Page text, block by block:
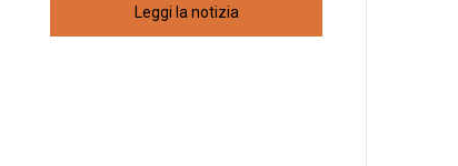
Leggi la notizia